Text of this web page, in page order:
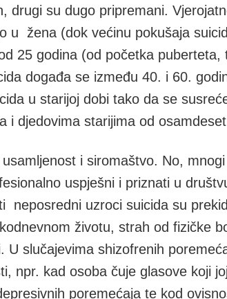
drugi su dugo pripremani.
u žena (dok većinu pokušaja
25 godina (od početka puberteta,
događa se između 40. i 60.
u starijoj dobi tako da se
i djedovima starijima od
i siromaštvo. No,
uspješni i priznati u
neposredni uzroci suicida su
životu, strah od fizičke
slučajevima shizofrenih
npr. kad osoba čuje glasove koji
poremećaja te kod